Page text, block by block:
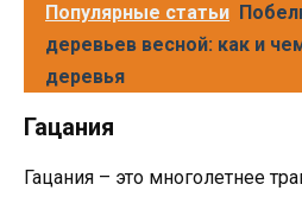
Популярные статьи
деревьев весной: как и
деревья
Гацания
Гацания – это многолетнее